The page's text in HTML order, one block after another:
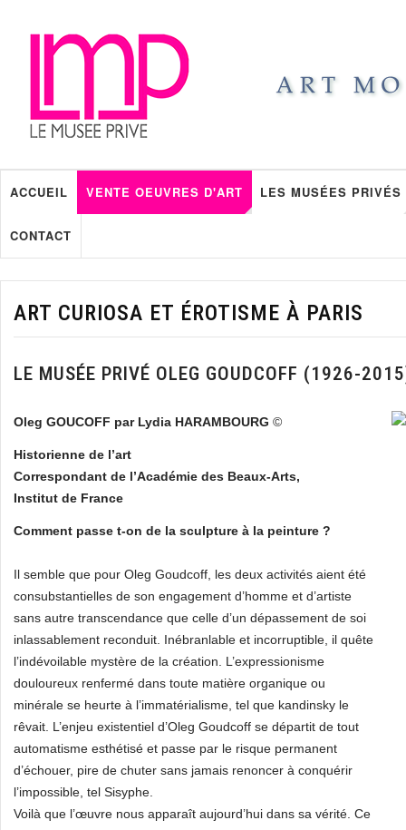
ACCUEIL VENTE OEUVRES D'ART LES MUSÉES PRIVÉS
CONTACT
ART CURIOSA ET ÉROTISME À PARIS
LE MUSÉE PRIVÉ OLEG GOUDCOFF (1926-
Oleg GOUCOFF par Lydia HARAMBOURG ©
Historienne de l’art
Correspondant de l’Académie des Beaux-Arts,
Institut de France
Comment passe t-on de la sculpture à la peinture ?
Il semble que pour Oleg Goudcoff, les deux activités aient été
consubstantielles de son engagement d’homme et d’artiste
sans autre transcendance que celle d’un dépassement de soi
inlassablement reconduit. Inébranlable et incorruptible, il quête
l’indévoilable mystère de la création. L’expressionisme
douloureux renfermé dans toute matière organique ou
minérale se heurte à l’immatérialisme, tel que kandinsky le
rêvait. L’enjeu existentiel d’Oleg Goudcoff se départit de tout
automatisme esthétisé et passe par le risque permanent
d’échouer, pire de chuter sans jamais renoncer à conquérir
l’impossible, tel Sisyphe.
Voilà que l’œuvre nous apparaît aujourd’hui dans sa vérité. Ce